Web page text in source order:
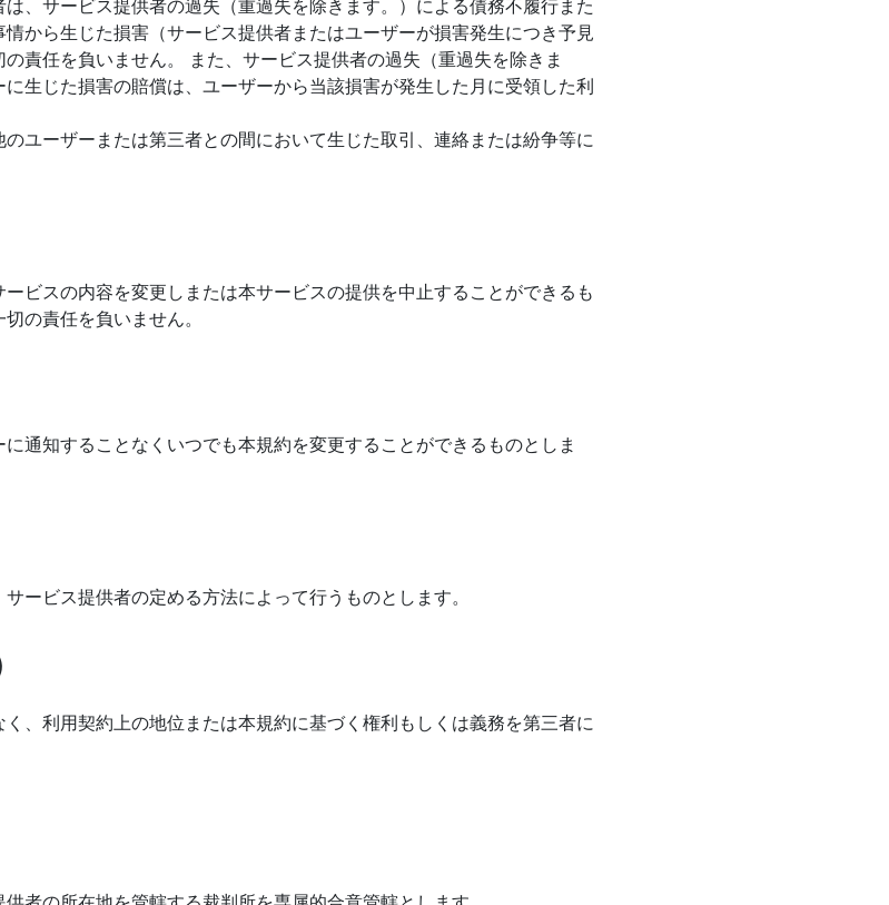
、サービス提供者の過失（重過失を除きます。）による債務不履行また
から生じた損害（サービス提供者またはユーザーが損害発生につき予見
責任を負いません。 また、サービス提供者の過失（重過失を除きま
生じた損害の賠償は、ユーザーから当該損害が発生した月に受領した利
ユーザーまたは第三者との間において生じた取引、連絡または紛争等に
ビスの内容を変更しまたは本サービスの提供を中止することができるも
の責任を負いません。
通知することなくいつでも本規約を変更することができるものとしま
ービス提供者の定める方法によって行うものとします。
、利用契約上の地位または本規約に基づく権利もしくは義務を第三者に